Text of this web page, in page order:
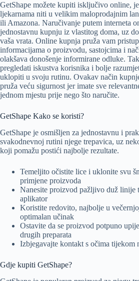
GetShape možete kupiti isključivo online,
ljekarnama niti u velikim maloprodajnim
ili Amazona. Naručivanje putem interneta
jednostavnu kupnju iz vlastitog doma, uz
vaša vrata. Online kupnja pruža vam
informacijama o proizvodu, sastojcima i
olakšava donošenje informirane odluke.
pregledati iskustva korisnika i bolje
uklopiti u svoju rutinu. Ovakav način
pruža veću sigurnost jer imate sve
jednom mjestu prije nego što naručite.
GetShape Kako se koristi?
GetShape je osmišljen za jednostavnu i
svakodnevnoj rutini njege trepavica, uz
koji pomažu postići najbolje rezultate.
Temeljito očistite lice i uklonite svu
primjene proizvoda
Nanesite proizvod pažljivo duž linije
aplikator
Koristite redovito, najbolje u
optimalan učinak
Ostavite da se proizvod potpuno
drugih preparata
Izbjegavajte kontakt s očima tijekom
Gdje kupiti GetShape?